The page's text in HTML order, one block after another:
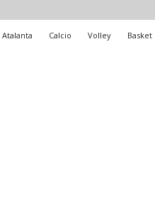
Atalanta Calcio Volley Basket